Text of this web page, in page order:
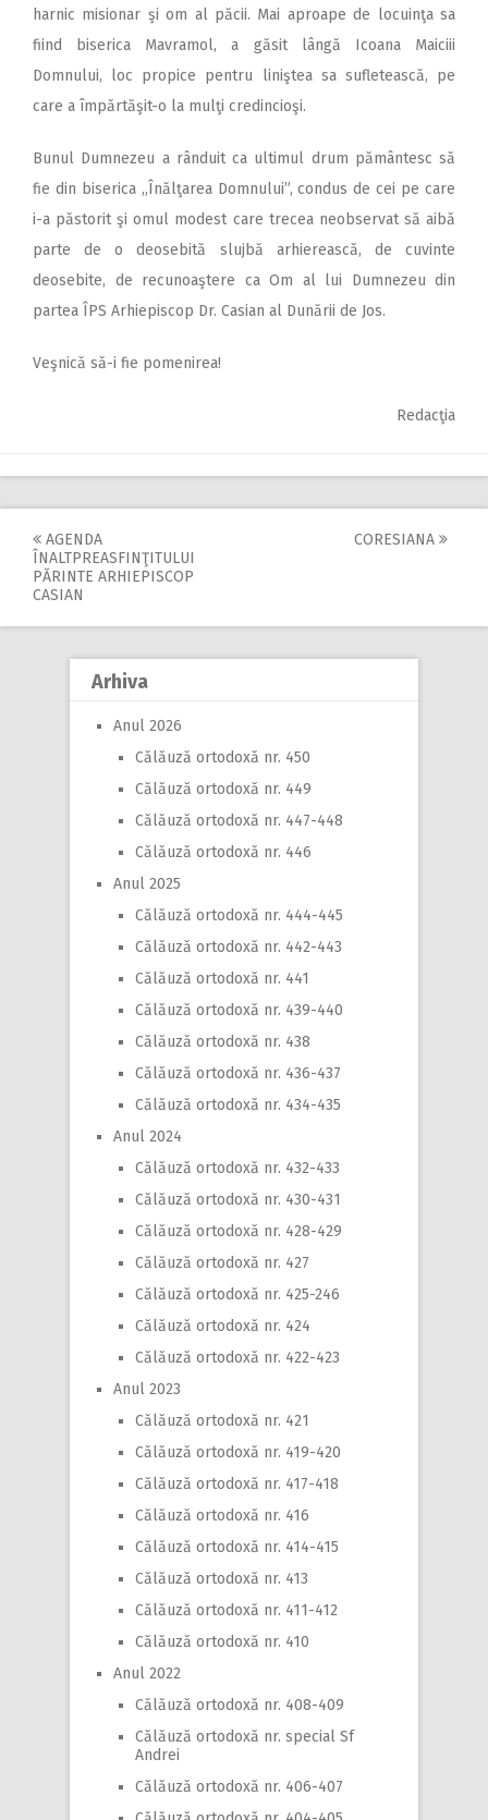
harnic misionar şi om al păcii. Mai aproape de locuinţa sa
fiind biserica Mavramol, a găsit lângă Icoana Maiciii
Domnului, loc propice pentru liniştea sa sufletească, pe
care a împărtăşit-o la mulţi credincioşi.
Bunul Dumnezeu a rânduit ca ultimul drum pământesc să
fie din biserica ,,Înălţarea Domnului”, condus de cei pe care
i-a păstorit şi omul modest care trecea neobservat să aibă
parte de o deosebită slujbă arhierească, de cuvinte
deosebite, de recunoaştere ca Om al lui Dumnezeu din
partea ÎPS Arhiepiscop Dr. Casian al Dunării de Jos.
Veşnică să-i fie pomenirea!
Redacţia
Post
navigation
AGENDA
ÎNALTPREASFINŢITULUI
PĂRINTE ARHIEPISCOP
CASIAN
CORESIANA
Arhiva
Anul 2026
Călăuză ortodoxă nr. 450
Călăuză ortodoxă nr. 449
Călăuză ortodoxă nr. 447-448
Călăuză ortodoxă nr. 446
Anul 2025
Călăuză ortodoxă nr. 444-445
Călăuză ortodoxă nr. 442-443
Călăuză ortodoxă nr. 441
Călăuză ortodoxă nr. 439-440
Călăuză ortodoxă nr. 438
Călăuză ortodoxă nr. 436-437
Călăuză ortodoxă nr. 434-435
Anul 2024
Călăuză ortodoxă nr. 432-433
Călăuză ortodoxă nr. 430-431
Călăuză ortodoxă nr. 428-429
Călăuză ortodoxă nr. 427
Călăuză ortodoxă nr. 425-246
Călăuză ortodoxă nr. 424
Călăuză ortodoxă nr. 422-423
Anul 2023
Călăuză ortodoxă nr. 421
Călăuză ortodoxă nr. 419-420
Călăuză ortodoxă nr. 417-418
Călăuză ortodoxă nr. 416
Călăuză ortodoxă nr. 414-415
Călăuză ortodoxă nr. 413
Călăuză ortodoxă nr. 411-412
Călăuză ortodoxă nr. 410
Anul 2022
Călăuză ortodoxă nr. 408-409
Călăuză ortodoxă nr. special Sf
Andrei
Călăuză ortodoxă nr. 406-407